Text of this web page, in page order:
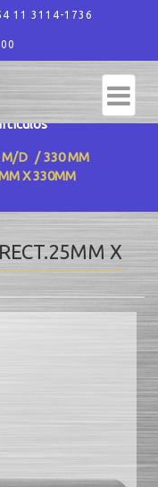
11 3114-1736
MM
M/D
330 MM
X 330MM
X